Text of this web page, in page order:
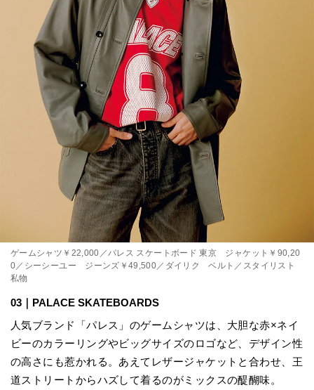
ゲームシャツ￥22,000／パレス スケートボード 東京 ジャケット￥90,20
0／シーシーユー ジーンズ￥49,500／ダイリク ベルト／スタイリスト
私物
03｜PALACE SKATEBOARDS
人気ブランド「パレス」のゲームシャツは、大胆な赤×ネイ
ビーのカラーリングやビッグサイズのロゴなど、デザイン性
の高さにも惹かれる。あえてレザージャケットと合わせ、王
道ストリートからハズして着るのがミックスの醍醐味。